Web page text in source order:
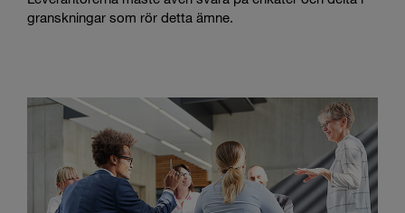
granskningar som rör detta ämne.